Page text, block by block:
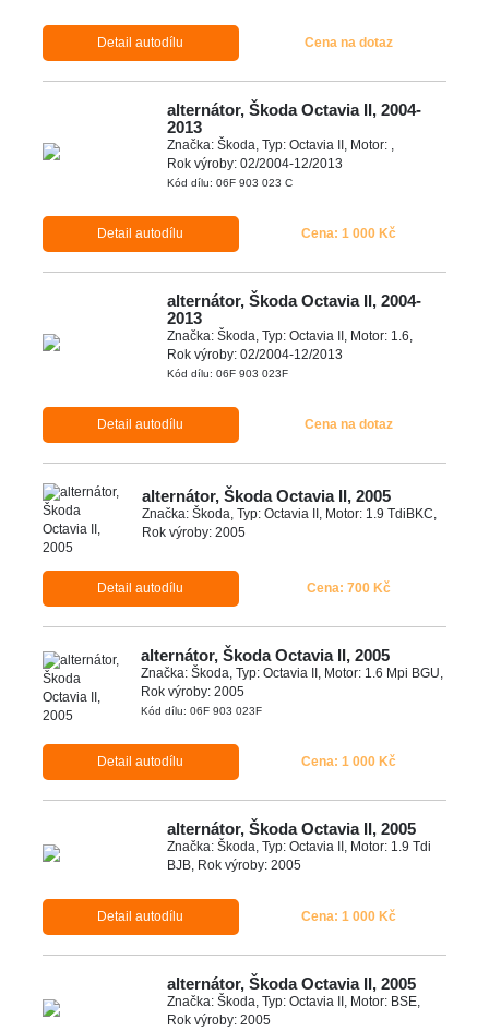
Detail autodílu Cena na dotaz
alternátor, Škoda Octavia II, 2004-
2013
Značka: Škoda, Typ: Octavia II, Motor: ,
Rok výroby: 02/2004-12/2013
Kód dílu: 06F 903 023 C
Detail autodílu Cena: 1 000 Kč
alternátor, Škoda Octavia II, 2004-
2013
Značka: Škoda, Typ: Octavia II, Motor: 1.6,
Rok výroby: 02/2004-12/2013
Kód dílu: 06F 903 023F
Detail autodílu Cena na dotaz
alternátor, Škoda Octavia II, 2005
Značka: Škoda, Typ: Octavia II, Motor: 1.9 TdiBKC,
Rok výroby: 2005
Detail autodílu Cena: 700 Kč
alternátor, Škoda Octavia II, 2005
Značka: Škoda, Typ: Octavia II, Motor: 1.6 Mpi BGU,
Rok výroby: 2005
Kód dílu: 06F 903 023F
Detail autodílu Cena: 1 000 Kč
alternátor, Škoda Octavia II, 2005
Značka: Škoda, Typ: Octavia II, Motor: 1.9 Tdi
BJB, Rok výroby: 2005
Detail autodílu Cena: 1 000 Kč
alternátor, Škoda Octavia II, 2005
Značka: Škoda, Typ: Octavia II, Motor: BSE,
Rok výroby: 2005